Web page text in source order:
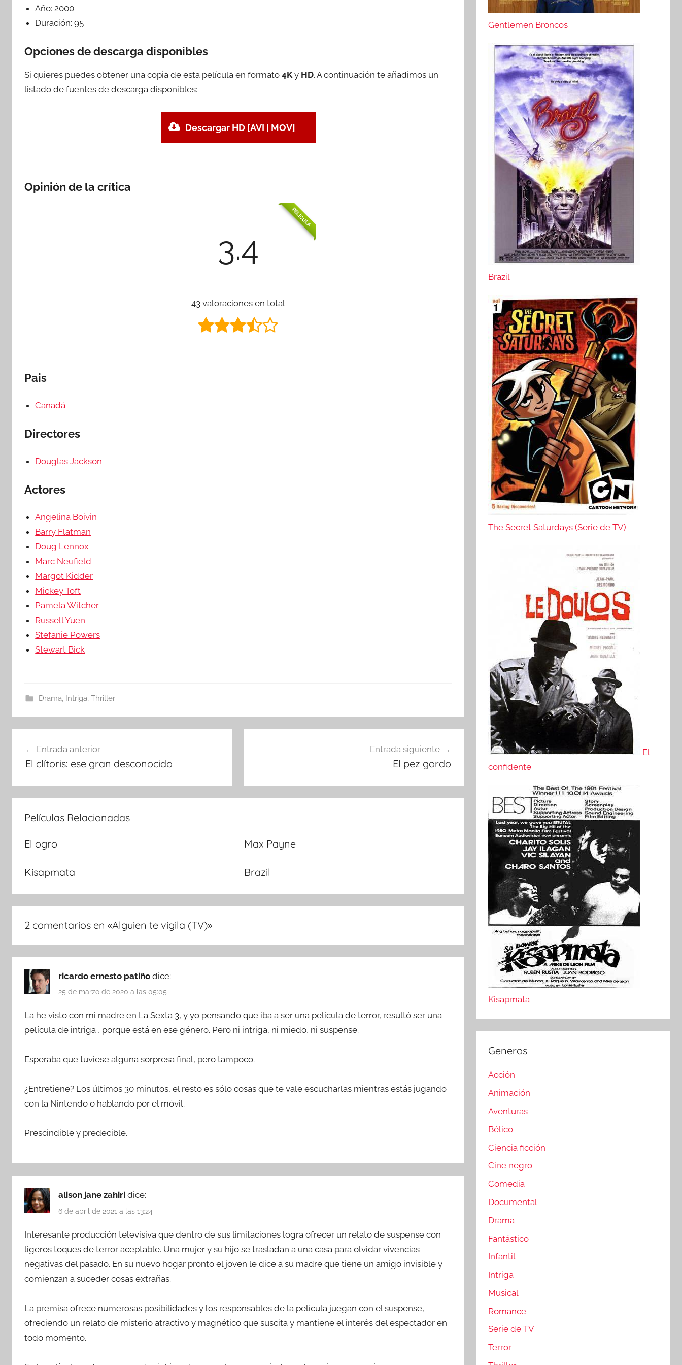
Año:2000
Duración:95
Opciones de descarga disponibles
Si quieres puedes obtener una copia de esta película en formato 4K y HD. A continuación te añadimos un
listado de fuentes de descarga disponibles:
Descargar HD [AVI | MOV]
Opinión de la crítica
PELÍCULA
3.4
43 valoraciones en total
Pais
Canadá
Directores
Douglas Jackson
Actores
Angelina Boivin
Barry Flatman
Doug Lennox
Marc Neufield
Margot Kidder
Mickey Toft
Pamela Witcher
Russell Yuen
Stefanie Powers
Stewart Bick
Drama, Intriga, Thriller
Navegación
de
entradas
Entrada anterior
El clítoris: ese gran desconocido
Entrada siguiente
El pez gordo
Películas Relacionadas
El ogro Max Payne
Kisapmata Brazil
2 comentarios en «Alguien te vigila (TV)»
ricardo ernesto patiño dice:
25 de marzo de 2020 a las 05:05
La he visto con mi madre en La Sexta 3, y yo pensando que iba a ser una película de terror, resultó ser una
película de intriga , porque está en ese género. Pero ni intriga, ni miedo, ni suspense.
Esperaba que tuviese alguna sorpresa final, pero tampoco.
¿Entretiene? Los últimos 30 minutos, el resto es sólo cosas que te vale escucharlas mientras estás jugando
con la Nintendo o hablando por el móvil.
Prescindible y predecible.
alison jane zahiri dice:
6 de abril de 2021 a las 13:24
Interesante producción televisiva que dentro de sus limitaciones logra ofrecer un relato de suspense con
ligeros toques de terror aceptable. Una mujer y su hijo se trasladan a una casa para olvidar vivencias
negativas del pasado. En su nuevo hogar pronto el joven le dice a su madre que tiene un amigo invisible y
comienzan a suceder cosas extrañas.
La premisa ofrece numerosas posibilidades y los responsables de la película juegan con el suspense,
ofreciendo un relato de misterio atractivo y magnético que suscita y mantiene el interés del espectador en
todo momento.
Gentlemen Broncos
Brazil
The Secret Saturdays (Serie de TV)
El
confidente
Kisapmata
Generos
Acción
Animación
Aventuras
Bélico
Ciencia ficción
Cine negro
Comedia
Documental
Drama
Fantástico
Infantil
Intriga
Musical
Romance
Serie de TV
Terror